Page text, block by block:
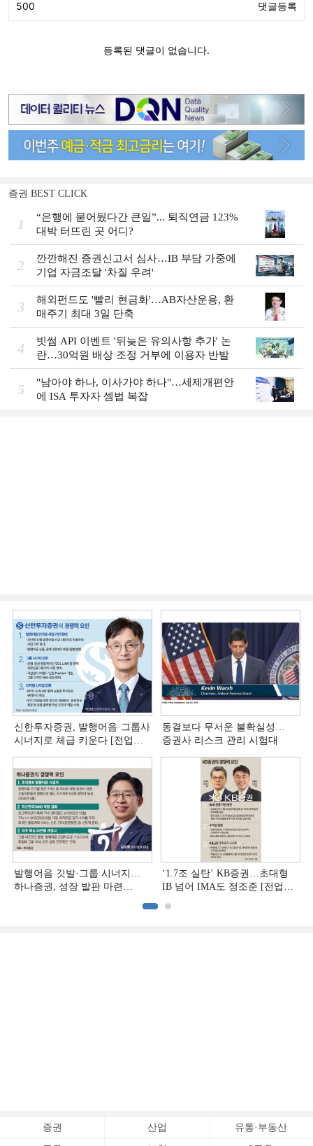
증권 BEST CLICK
1
“은행에 묻어뒀다간 큰일”... 퇴직연금 123%
대박 터뜨린 곳 어디?
2
깐깐해진 증권신고서 심사…IB 부담 가중에
기업 자금조달 '차질 우려'
3
해외펀드도 '빨리 현금화'…AB자산운용, 환
매주기 최대 3일 단축
4
빗썸 API 이벤트 '뒤늦은 유의사항 추가' 논
란…30억원 배상 조정 거부에 이용자 반발
5
"남아야 하나, 이사가야 하나"…세제개편안
에 ISA 투자자 셈법 복잡
신한투자증권, 발행어음·그룹사
시너지로 체급 키운다 [전업계
동결보다 무서운 불확실성…
증권사 리스크 관리 시험대
발행어음 깃발·그룹 시너지…
하나증권, 성장 발판 마련
‘1.7조 실탄’ KB증권…초대형
IB 넘어 IMA도 정조준 [전업계
증권 산업 유통·부동산